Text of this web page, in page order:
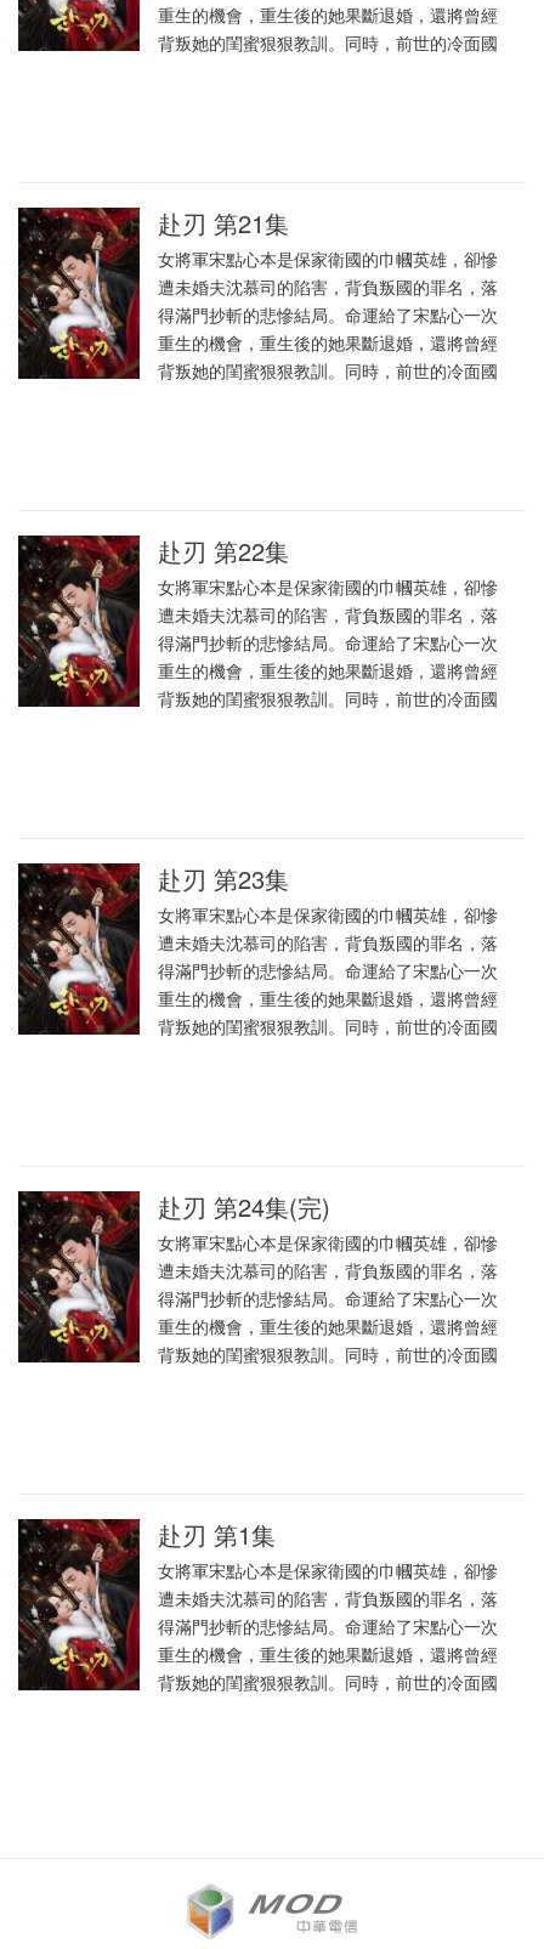
重生的機會，重生後的她果斷退婚，還將曾經
背叛她的閨蜜狠狠教訓。同時，前世的冷面國
赴刃 第21集
女將軍宋點心本是保家衛國的巾幗英雄，卻慘
遭未婚夫沈慕司的陷害，背負叛國的罪名，落
得滿門抄斬的悲慘結局。命運給了宋點心一次
重生的機會，重生後的她果斷退婚，還將曾經
背叛她的閨蜜狠狠教訓。同時，前世的冷面國
赴刃 第22集
女將軍宋點心本是保家衛國的巾幗英雄，卻慘
遭未婚夫沈慕司的陷害，背負叛國的罪名，落
得滿門抄斬的悲慘結局。命運給了宋點心一次
重生的機會，重生後的她果斷退婚，還將曾經
背叛她的閨蜜狠狠教訓。同時，前世的冷面國
赴刃 第23集
女將軍宋點心本是保家衛國的巾幗英雄，卻慘
遭未婚夫沈慕司的陷害，背負叛國的罪名，落
得滿門抄斬的悲慘結局。命運給了宋點心一次
重生的機會，重生後的她果斷退婚，還將曾經
背叛她的閨蜜狠狠教訓。同時，前世的冷面國
赴刃 第24集(完)
女將軍宋點心本是保家衛國的巾幗英雄，卻慘
遭未婚夫沈慕司的陷害，背負叛國的罪名，落
得滿門抄斬的悲慘結局。命運給了宋點心一次
重生的機會，重生後的她果斷退婚，還將曾經
背叛她的閨蜜狠狠教訓。同時，前世的冷面國
赴刃 第1集
女將軍宋點心本是保家衛國的巾幗英雄，卻慘
遭未婚夫沈慕司的陷害，背負叛國的罪名，落
得滿門抄斬的悲慘結局。命運給了宋點心一次
重生的機會，重生後的她果斷退婚，還將曾經
背叛她的閨蜜狠狠教訓。同時，前世的冷面國